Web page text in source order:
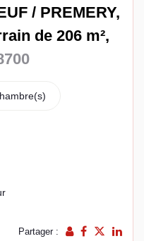
/ PREMERY,
de 206 m²,
Partager :